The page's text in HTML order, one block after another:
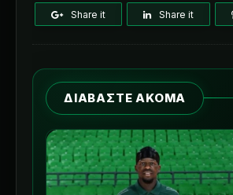
Share it Share it
ΔΙΑΒΑΣΤΕ ΑΚΟΜΑ